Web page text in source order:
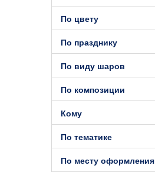
По цвету
По празднику
По виду шаров
По композиции
Кому
По тематике
По месту оформления